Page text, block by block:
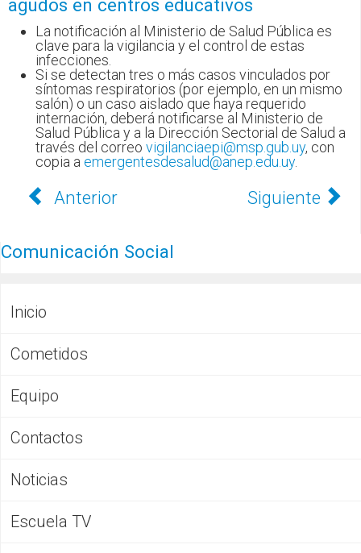
agudos en centros educativos
La notificación al Ministerio de Salud Pública es
clave para la vigilancia y el control de estas
infecciones.
Si se detectan tres o más casos vinculados por
síntomas respiratorios (por ejemplo, en un mismo
salón) o un caso aislado que haya requerido
internación, deberá notificarse al Ministerio de
Salud Pública y a la Dirección Sectorial de Salud a
través del correo vigilanciaepi@msp.gub.uy, con
copia a emergentesdesalud@anep.edu.uy.
Anterior Siguiente
Comunicación Social
Inicio
Cometidos
Equipo
Contactos
Noticias
Escuela TV